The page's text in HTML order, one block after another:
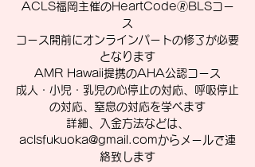
ACLS福岡主催のHeartCode🄬BLSコー
ス
コース開前にオンラインパートの修了が必要
となります
AMR Hawaii提携のAHA公認コース
成人・小児・乳児の心停止の対応、呼吸停止
の対応、窒息の対応を学べます
詳細、入金方法などは、
aclsfukuoka@gmail.comからメールで連
絡致します